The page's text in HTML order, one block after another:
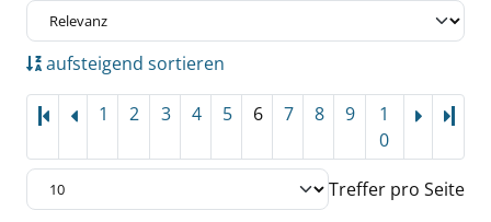
aufsteigend sortieren
1 2 3 4 5 6 7 8 9
1
0
Treffer pro Seite